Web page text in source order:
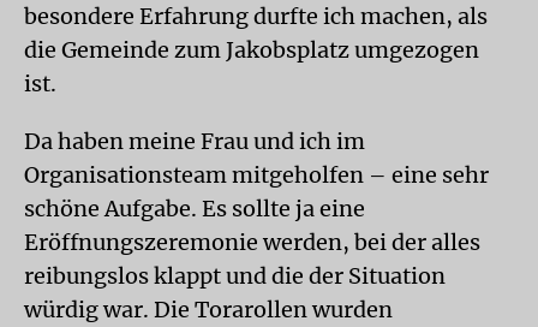
besondere Erfahrung durfte ich machen, als
die Gemeinde zum Jakobsplatz umgezogen
ist.
Da haben meine Frau und ich im
Organisationsteam mitgeholfen – eine sehr
schöne Aufgabe. Es sollte ja eine
Eröffnungszeremonie werden, bei der alles
reibungslos klappt und die der Situation
würdig war. Die Torarollen wurden